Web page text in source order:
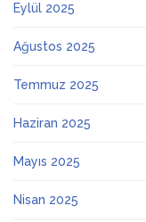
Eylül 2025
Ağustos 2025
Temmuz 2025
Haziran 2025
Mayıs 2025
Nisan 2025